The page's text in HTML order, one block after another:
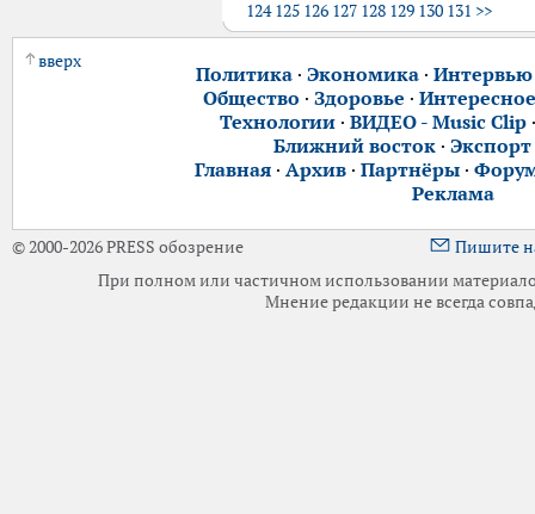
124 125 126 127 128 129 130 131 >>
вверх
Политика· Экономика· Интервью
Общество · Здоровье · Интересное
Технологии· ВИДЕО - Music Clip
Ближний восток ·
Главная· Архив· Партнёры·
Реклама
© 2000-2026 PRESS обозрение
Пишите
При полном или частичном использовании
Мнение редакции не всегда